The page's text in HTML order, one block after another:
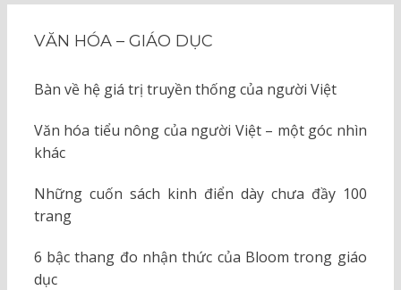
VĂN HÓA – GIÁO DỤC
Bàn về hệ giá trị truyền thống của người Việt
Văn hóa tiểu nông của người Việt – một góc nhìn
khác
Những cuốn sách kinh điển dày chưa đầy 100
trang
6 bậc thang đo nhận thức của Bloom trong giáo
dục